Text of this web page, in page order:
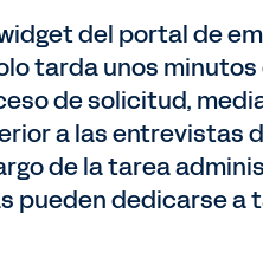
del portal de
tarda unos minutos
de solicitud,
a las entrevistas
de la tarea
pueden dedicarse a